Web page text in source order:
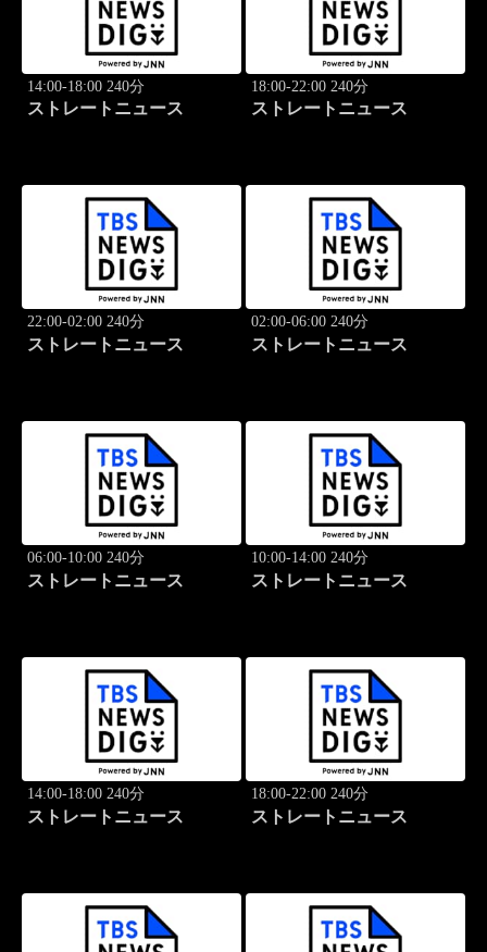
14:00-18:00 240分
ストレートニュース
18:00-22:00 240分
ストレートニュース
22:00-02:00 240分
ストレートニュース
02:00-06:00 240分
ストレートニュース
06:00-10:00 240分
ストレートニュース
10:00-14:00 240分
ストレートニュース
14:00-18:00 240分
ストレートニュース
18:00-22:00 240分
ストレートニュース